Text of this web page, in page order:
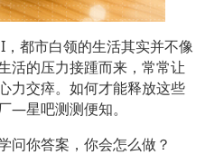
都市白领的生活其实并不像
活的压力接踵而来，常常让
力交瘁。如何才能释放这些
—星吧测测便知。
问你答案，你会怎么做？